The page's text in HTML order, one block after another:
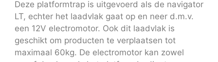
Deze platformtrap is uitgevoerd als de navigator
LT, echter het laadvlak gaat op en neer d.m.v.
een 12V electromotor. Ook dit laadvlak is
geschikt om producten te verplaatsen tot
maximaal 60kg. De electromotor kan zowel